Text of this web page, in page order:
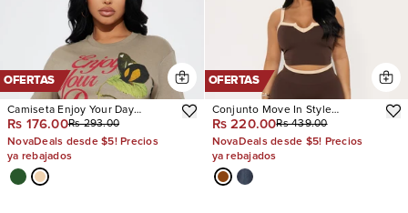
OFERTAS
Camiseta Enjoy Your Day
Graphic
Rs 176.00Rs 293.00
NovaDeals desde $5! Precios
ya rebajados
OFERTAS
Conjunto Move In Style
Seamless Legging
Rs 220.00Rs 439.00
NovaDeals desde $5! Precios
ya rebajados